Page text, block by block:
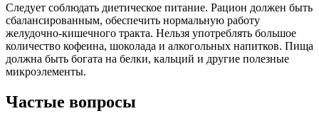
Следует соблюдать диетическое питание. Рацион должен быть
сбалансированным, обеспечить нормальную работу
желудочно-кишечного тракта. Нельзя употреблять большое
количество кофеина, шоколада и алкогольных напитков. Пища
должна быть богата на белки, кальций и другие полезные
микроэлементы.
Частые вопросы